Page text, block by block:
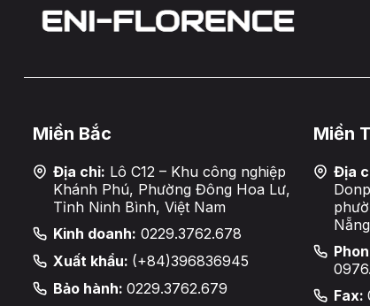
Miền Bắc
Địa chỉ: Lô C12 – Khu công nghiệp
Khánh Phú, Phường Đông Hoa Lư,
Tỉnh Ninh Bình, Việt Nam
Kinh doanh: 0229.3762.678
Xuất khẩu: (+84)396836945
Bảo hành: 0229.3762.679
Miền
Địa
Nẵng
Fax: